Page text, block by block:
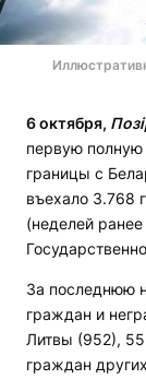
6 октября,
первую
границы с
въехало 3.768
(неделей
За последнюю
граждан и
Литвы (952),
граждан